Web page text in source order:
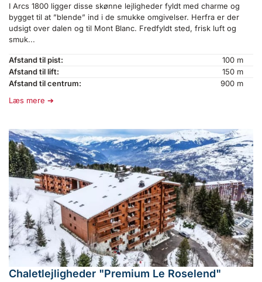
I Arcs 1800 ligger disse skønne lejligheder fyldt med charme og
bygget til at ”blende” ind i de smukke omgivelser. Herfra er der
udsigt over dalen og til Mont Blanc. Fredfyldt sted, frisk luft og
smuk...
Afstand til pist:
100 m
Afstand til lift:
150 m
Afstand til centrum:
900 m
Læs mere
Chaletlejligheder "Premium Le Roselend"